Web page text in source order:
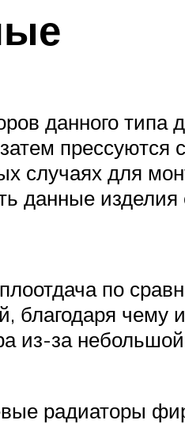
данного
случаях для
данные
по
чему
из-за
радиаторы